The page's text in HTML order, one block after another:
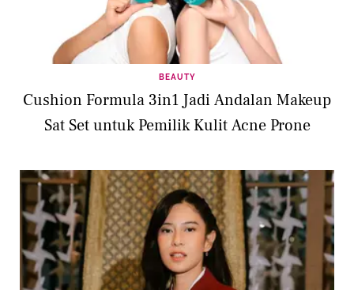
BEAUTY
Cushion Formula 3in1 Jadi Andalan Makeup
Sat Set untuk Pemilik Kulit Acne Prone